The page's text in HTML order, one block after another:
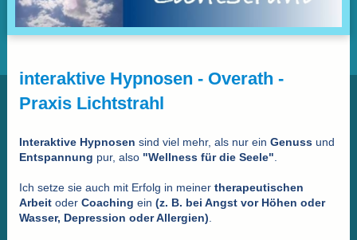
interaktive Hypnosen - Overath -
Praxis Lichtstrahl
Interaktive Hypnosen sind viel mehr, als nur ein Genussund
Entspannung pur, also "Wellness für die Seele"
Ich setze sie auch mit Erfolg in meiner therapeutischen
Arbeitoder Coaching ein (z. B. bei Angst vor Höhen oder
Wasser, Depression oder Allergien)